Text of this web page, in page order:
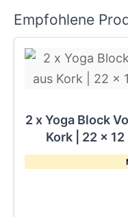
Empfohlene
2 x Yoga Block
Kork | 22 x 12